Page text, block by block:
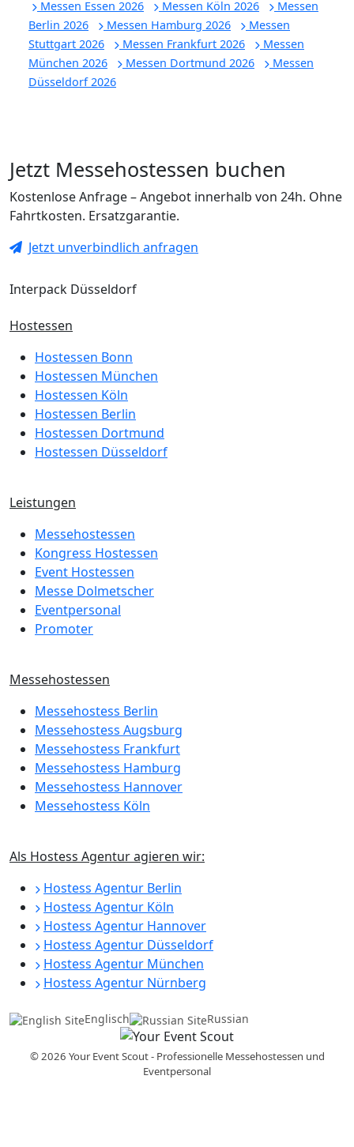
Messen Essen 2026 Messen Köln 2026
Messen
Berlin 2026
Messen Hamburg 2026
Messen
Stuttgart 2026
Messen Frankfurt 2026
Messen
München 2026
Messen Dortmund 2026
Messen
Düsseldorf 2026
Jetzt Messehostessen buchen
Kostenlose Anfrage – Angebot innerhalb von 24h. Ohne
Fahrtkosten. Ersatzgarantie.
Jetzt unverbindlich anfragen
Interpack Düsseldorf
Hostessen
Hostessen Bonn
Hostessen München
Hostessen Köln
Hostessen Berlin
Hostessen Dortmund
Hostessen Düsseldorf
Leistungen
Messehostessen
Kongress Hostessen
Event Hostessen
Messe Dolmetscher
Eventpersonal
Promoter
Messehostessen
Messehostess Berlin
Messehostess Augsburg
Messehostess Frankfurt
Messehostess Hamburg
Messehostess Hannover
Messehostess Köln
Als Hostess Agentur agieren wir:
Hostess Agentur Berlin
Hostess Agentur Köln
Hostess Agentur Hannover
Hostess Agentur Düsseldorf
Hostess Agentur München
Hostess Agentur Nürnberg
Englisch Russian
© 2026 Your Event Scout - Professionelle Messehostessen und
Eventpersonal